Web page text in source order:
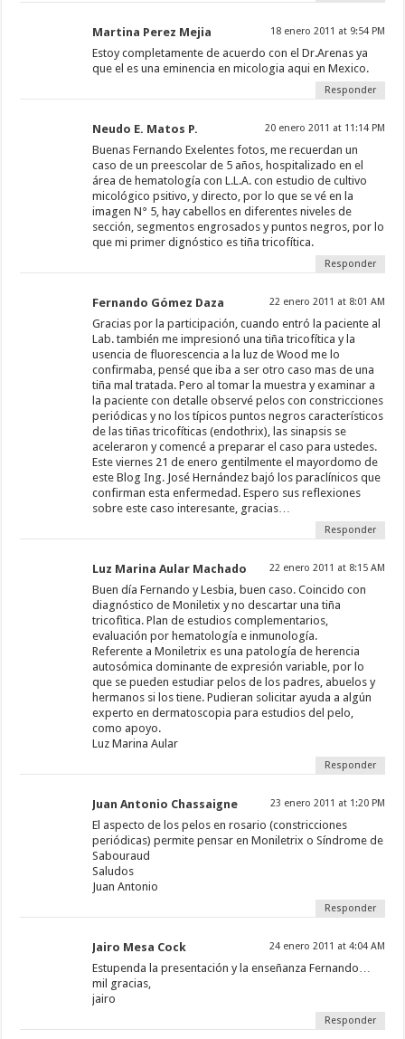
Martina Perez Mejia 18 enero 2011 at 9:54 PM
Estoy completamente de acuerdo con el Dr.Arenas ya
que el es una eminencia en micologia aqui en Mexico.
Responder
Neudo E. Matos P. 20 enero 2011 at 11:14 PM
Buenas Fernando Exelentes fotos, me recuerdan un
caso de un preescolar de 5 años, hospitalizado en el
área de hematología con L.L.A. con estudio de cultivo
micológico psitivo, y directo, por lo que se vé en la
imagen N° 5, hay cabellos en diferentes niveles de
sección, segmentos engrosados y puntos negros, por lo
que mi primer dignóstico es tiña tricofítica.
Responder
Fernando Gómez Daza 22 enero 2011 at 8:01 AM
Gracias por la participación, cuando entró la paciente al
Lab. también me impresionó una tiña tricofítica y la
usencia de fluorescencia a la luz de Wood me lo
confirmaba, pensé que iba a ser otro caso mas de una
tiña mal tratada. Pero al tomar la muestra y examinar a
la paciente con detalle observé pelos con constricciones
periódicas y no los típicos puntos negros característicos
de las tiñas tricofíticas (endothrix), las sinapsis se
aceleraron y comencé a preparar el caso para ustedes.
Este viernes 21 de enero gentilmente el mayordomo de
este Blog Ing. José Hernández bajó los paraclínicos que
confirman esta enfermedad. Espero sus reflexiones
sobre este caso interesante, gracias…
Responder
Luz Marina Aular Machado 22 enero 2011 at 8:15 AM
Buen día Fernando y Lesbia, buen caso. Coincido con
diagnóstico de Moniletix y no descartar una tiña
tricofìtica. Plan de estudios complementarios,
evaluación por hematología e inmunología.
Referente a Moniletrix es una patología de herencia
autosómica dominante de expresión variable, por lo
que se pueden estudiar pelos de los padres, abuelos y
hermanos si los tiene. Pudieran solicitar ayuda a algún
experto en dermatoscopia para estudios del pelo,
como apoyo.
Luz Marina Aular
Responder
Juan Antonio Chassaigne 23 enero 2011 at 1:20 PM
El aspecto de los pelos en rosario (constricciones
periódicas) permite pensar en Moniletrix o Síndrome de
Sabouraud
Saludos
Juan Antonio
Responder
Jairo Mesa Cock 24 enero 2011 at 4:04 AM
Estupenda la presentación y la enseñanza Fernando…
mil gracias,
jairo
Responder